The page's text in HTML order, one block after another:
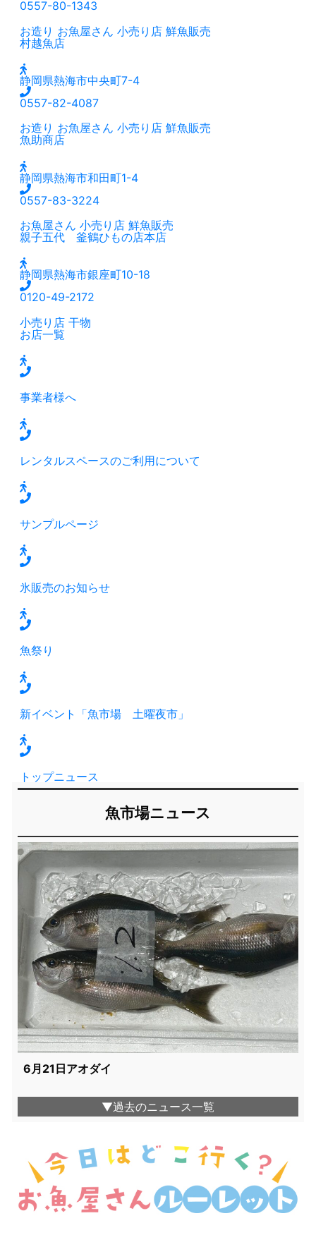
0557-80-1343
お造り お魚屋さん 小売り店 鮮魚販売
村越魚店
静岡県熱海市中央町7-4
0557-82-4087
お造り お魚屋さん 小売り店 鮮魚販売
魚助商店
静岡県熱海市和田町1-4
0557-83-3224
お魚屋さん 小売り店 鮮魚販売
親子五代 釜鶴ひもの店本店
静岡県熱海市銀座町10-18
0120-49-2172
小売り店 干物
お店一覧
事業者様へ
レンタルスペースのご利用について
サンプルページ
氷販売のお知らせ
魚祭り
新イベント「魚市場 土曜夜市」
トップニュース
魚市場ニュース
6月21日アオダイ
▼過去のニュース一覧